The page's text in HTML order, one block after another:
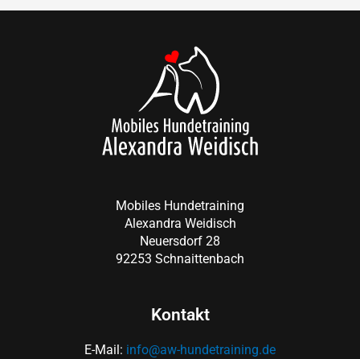
Mobiles Hundetraining
Alexandra Weidisch
Neuersdorf 28
92253 Schnaittenbach
Kontakt
E-Mail: info@aw-hundetraining.de